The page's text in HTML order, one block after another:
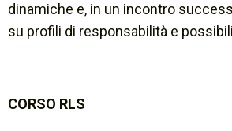
dinamiche e, in un incontro
su profili di responsabilità e
CORSO RLS